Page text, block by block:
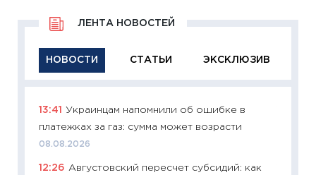
НОВОСТИ СТАТЬИ ЭКСКЛЮЗИВ
ЛЕНТА НОВОСТЕЙ
13:41
Украинцам напомнили об ошибке в
платежках за газ: сумма может возрасти
08.08.2026
12:26 Августовский пересчет субсидий: как